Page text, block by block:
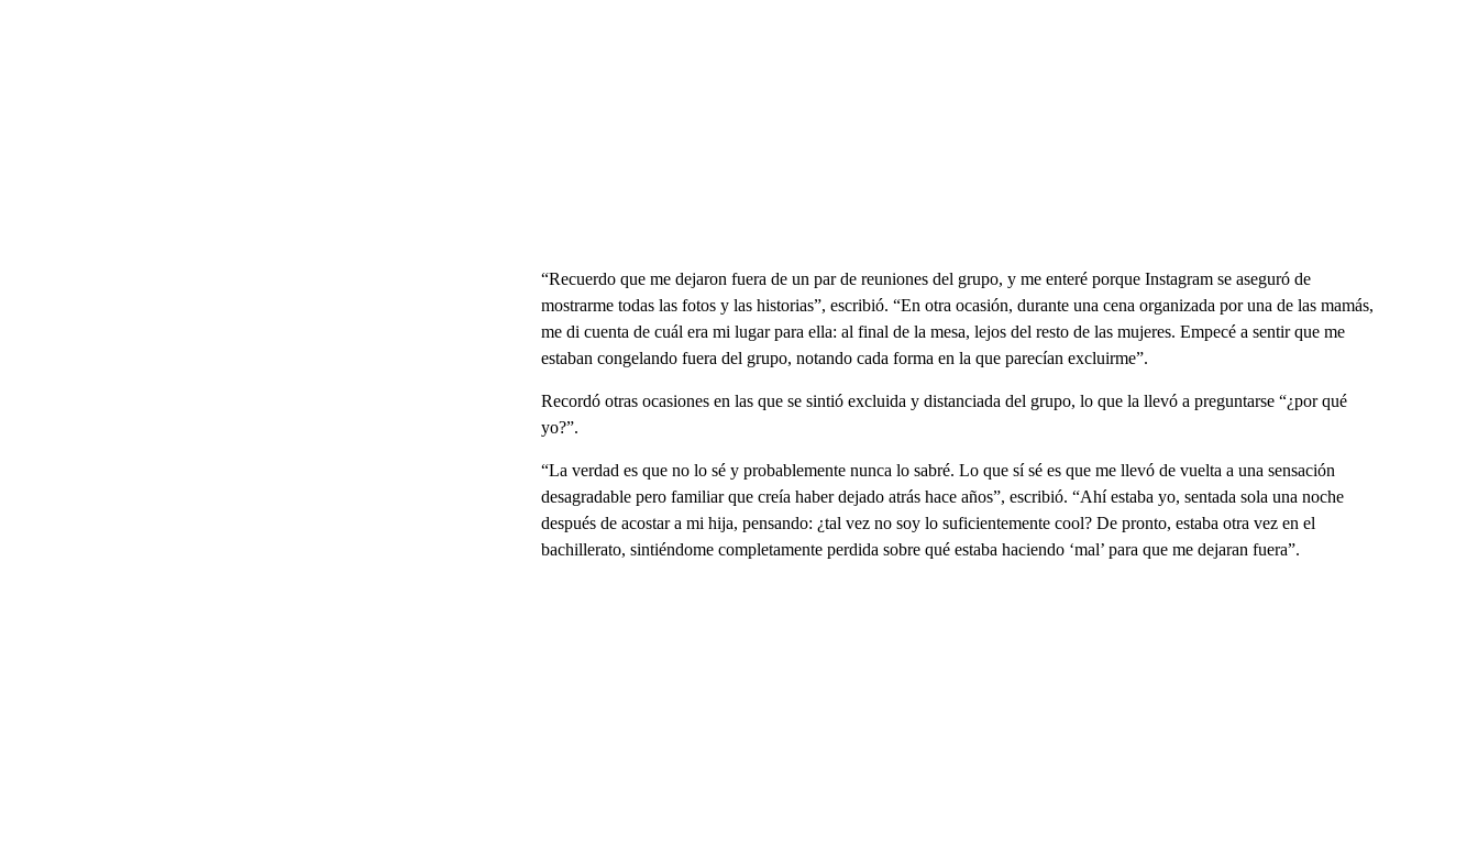
“Recuerdo que me dejaron fuera de un par de reuniones del grupo, y me enteré porque Instagram se aseguró de
mostrarme todas las fotos y las historias”, escribió. “En otra ocasión, durante una cena organizada por una de las mamás,
me di cuenta de cuál era mi lugar para ella: al final de la mesa, lejos del resto de las mujeres. Empecé a sentir que me
estaban congelando fuera del grupo, notando cada forma en la que parecían excluirme”.
Recordó otras ocasiones en las que se sintió excluida y distanciada del grupo, lo que la llevó a preguntarse “¿por qué
yo?”.
“La verdad es que no lo sé y probablemente nunca lo sabré. Lo que sí sé es que me llevó de vuelta a una sensación
desagradable pero familiar que creía haber dejado atrás hace años”, escribió. “Ahí estaba yo, sentada sola una noche
después de acostar a mi hija, pensando: ¿tal vez no soy lo suficientemente cool? De pronto, estaba otra vez en el
bachillerato, sintiéndome completamente perdida sobre qué estaba haciendo ‘mal’ para que me dejaran fuera”.